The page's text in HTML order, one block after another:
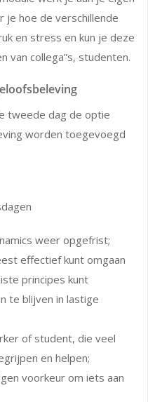
je hoe de verschillende
en stress en kun je deze
van collega”s, studenten.
tweede dag de optie
worden toegevoegd
weer opgefrist;
effectief kunt omgaan
principes kunt
te blijven in lastige
of student, die veel
en helpen;
voorkeur om iets aan